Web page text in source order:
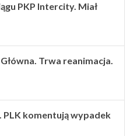
PKP Intercity. Miał
Trwa reanimacja.
komentują wypadek